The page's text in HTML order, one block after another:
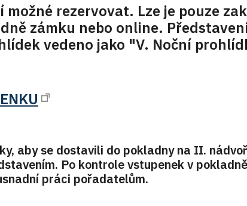
možné rezervovat. Lze je pouze
zámku nebo online.
vedeno jako "V. Noční
aby se dostavili do pokladny na II.
Po kontrole vstupenek v
práci pořadatelům.